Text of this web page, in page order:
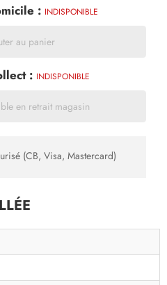
: INDISPONIBLE
au panier
: INDISPONIBLE
en retrait magasin
(CB, Visa, Mastercard)